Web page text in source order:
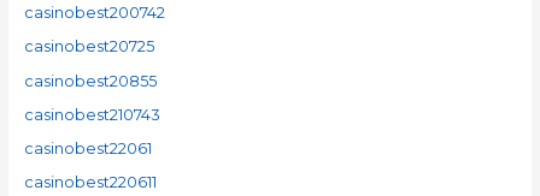
casinobest200742
casinobest20725
casinobest20855
casinobest210743
casinobest22061
casinobest220611